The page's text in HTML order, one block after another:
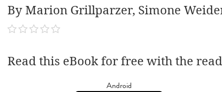
By Marion Grillparzer, Simone
Read this eBook for free with the
Android